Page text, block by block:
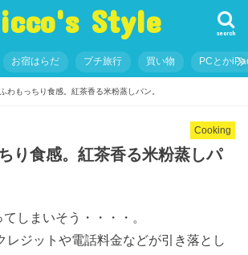
Style search
お宿はらだ プチ旅行 買い物 PCとか
わもっちり食感。紅茶香る米粉蒸しパン。
Cooking
り食感。紅茶香る米粉蒸しパ
しまいそう・・・・。
レジットや電話料金などが引き落とし